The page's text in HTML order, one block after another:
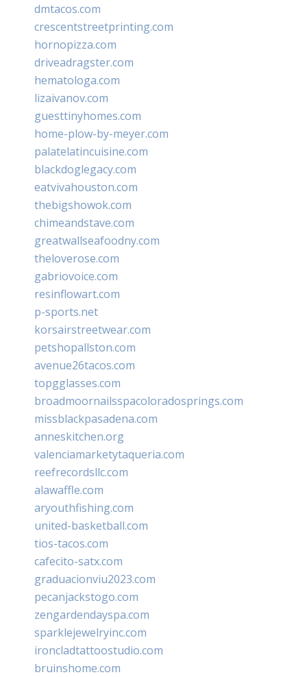
dmtacos.com
crescentstreetprinting.com
hornopizza.com
driveadragster.com
hematologa.com
lizaivanov.com
guesttinyhomes.com
home-plow-by-meyer.com
palatelatincuisine.com
blackdoglegacy.com
eatvivahouston.com
thebigshowok.com
chimeandstave.com
greatwallseafoodny.com
theloverose.com
gabriovoice.com
resinflowart.com
p-sports.net
korsairstreetwear.com
petshopallston.com
avenue26tacos.com
topgglasses.com
broadmoornailsspacoloradosprings.com
missblackpasadena.com
anneskitchen.org
valenciamarketytaqueria.com
reefrecordsllc.com
alawaffle.com
aryouthfishing.com
united-basketball.com
tios-tacos.com
cafecito-satx.com
graduacionviu2023.com
pecanjackstogo.com
zengardendayspa.com
sparklejewelryinc.com
ironcladtattoostudio.com
bruinshome.com